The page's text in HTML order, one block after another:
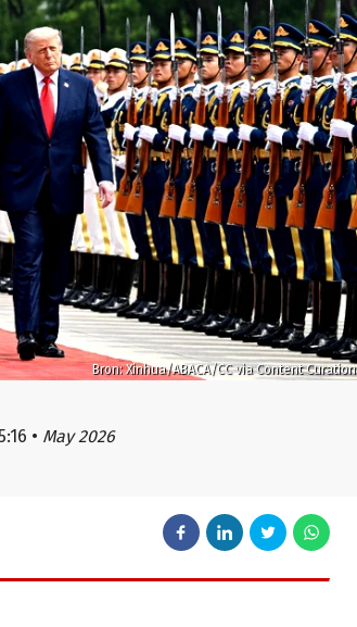
Bron: Xinhua/ABACA/CC via Content Curation
• May 2026